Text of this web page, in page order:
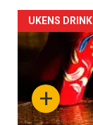
+
UKENS DRINK